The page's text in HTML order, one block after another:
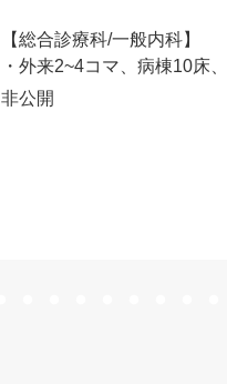
【総合診療科/一般内科】
・外来2~4コマ、病棟10床
可、早番遅番有
非公開